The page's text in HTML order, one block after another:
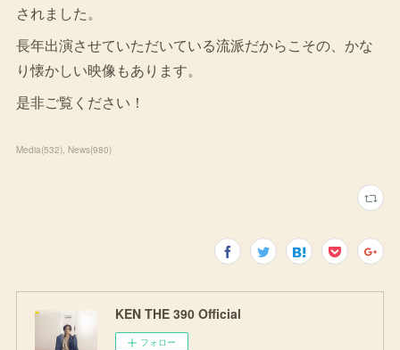
されました。
長年出演させていただいている流派だからこその、かな
り懐かしい映像もあります。
是非ご覧ください！
Media(532) News(980)
KEN THE 390 Official
フォロー